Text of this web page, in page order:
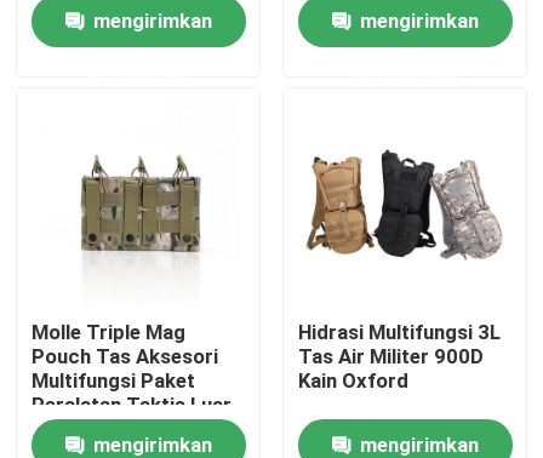
Tentang kita
Produk
Seragam Kamuflase Militer
Armor Balistik Militer
mengirimkan
mengirimkan
Molle Triple Mag
Pouch Tas Aksesori
Multifungsi Paket
Peralatan Taktis Luar
Ruangan
mengirimkan
Hidrasi Multifungsi 3L
Tas Air Militer 900D
Kain Oxford
mengirimkan